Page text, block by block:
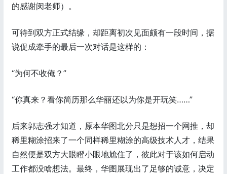
的感谢闵老师）。
可待到双方正式结缘，却距离初次见面颇有一段时间，据
说促成牵手的最后一次对话是这样的：
“为何不收俺？”
“你真来？看你简历那么华丽还以为你是开玩笑……”
后来郭志强才知道，原本华图北分只是想招一个网推，却
稀里糊涂招来了一个同样稀里糊涂的高级技术人才，结果
自然便是双方大眼瞪小眼地尬住了，彼此对于该如何启动
工作都没啥想法。最终，华图展现出了足够的诚意，决定